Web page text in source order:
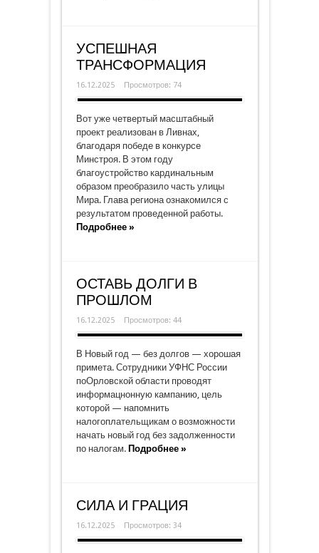
УСПЕШНАЯ
ТРАНСФОРМАЦИЯ
16.12.2025 Просмотров: 74
Вот уже четвертый масштабный
проект реализован в Ливнах,
благодаря победе в конкурсе
Минстроя. В этом году
благоустройство кардинальным
образом преобразило часть улицы
Мира. Глава региона ознакомился с
результатом проведенной работы.
Подробнее »
ОСТАВЬ ДОЛГИ В
ПРОШЛОМ
16.12.2025 Просмотров: 44
В Новый год — без долгов — хорошая
примета. Сотрудники УФНС России
поОрловской области проводят
информацнонную кампанию, цель
которой — напомнить
налогоплательщикам о возможности
начать новый год без задолженности
по налогам. Подробнее »
СИЛА И ГРАЦИЯ
16.12.2025 Просмотров: 34